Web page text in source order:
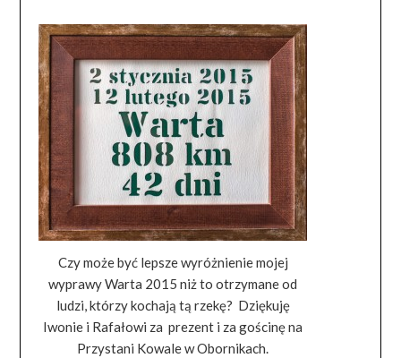
Czy może być lepsze wyróżnienie mojej
wyprawy Warta 2015 niż to otrzymane od
ludzi, którzy kochają tą rzekę? Dziękuję
Iwonie i Rafałowi za prezent i za gościnę na
Przystani Kowale w Obornikach.